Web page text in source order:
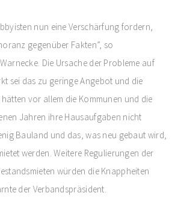
nun eine Verschärfung fordern,
gegenüber Fakten”, so
Die Ursache der Probleme auf
sei das zu geringe Angebot und die
vor allem die Kommunen und die
Jahren ihre Hausaufgaben nicht
Bauland und das, was neu gebaut wird,
werden. Weitere Regulierungen der
würden die Knappheiten
der Verbandspräsident.